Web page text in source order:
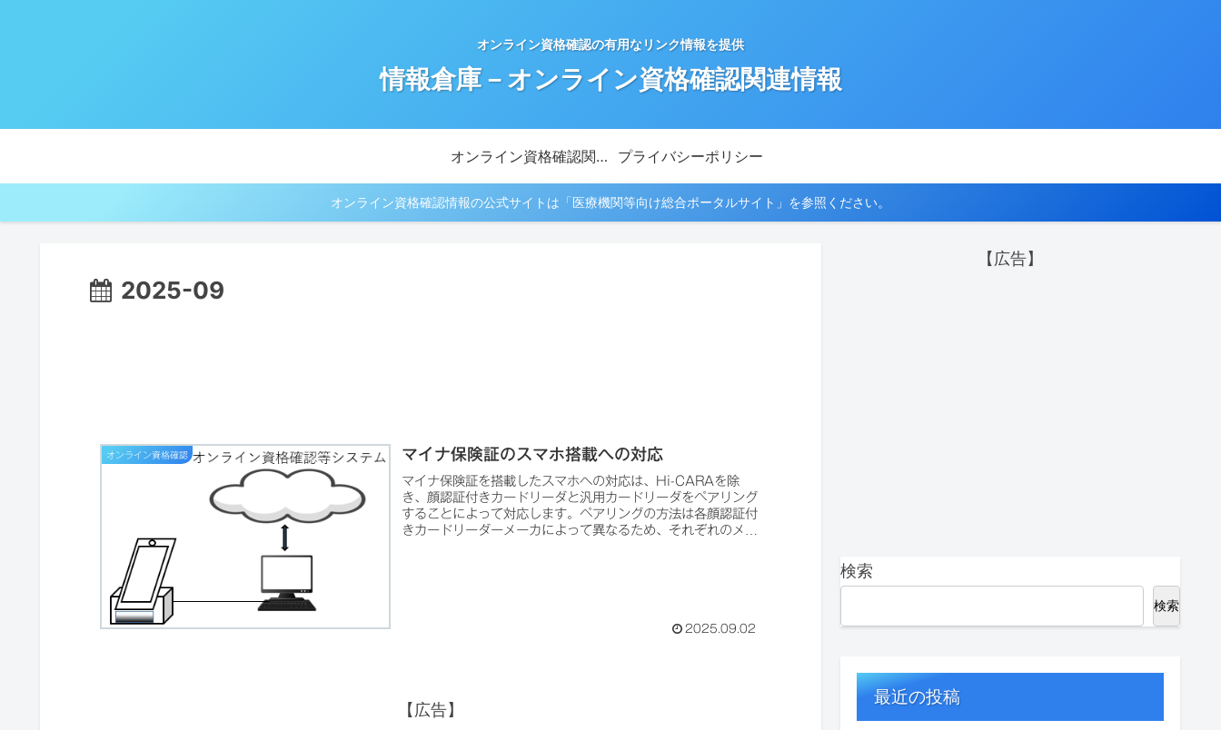
オンライン資格確認の有用なリンク情報を提供
情報倉庫－オンライン資格確認関連情報
オンライン資格確認関連情報 プライバシーポリシー
オンライン資格確認情報の公式サイトは「医療機関等向け総合ポータルサイト」を参照ください。
2025-09
オンライン資格確認 マイナ保険証のスマホ搭載への対応
マイナ保険証を搭載したスマホへの対応は、Hi-CARAを除
き、顔認証付きカードリーダと汎用カードリーダをペアリング
することによって対応します。ペアリングの方法は各顔認証付
きカードリーダーメーカによって異なるため、それぞれのメー
2025.09.02
【広告】
【広告】
検索
検索
最近の投稿